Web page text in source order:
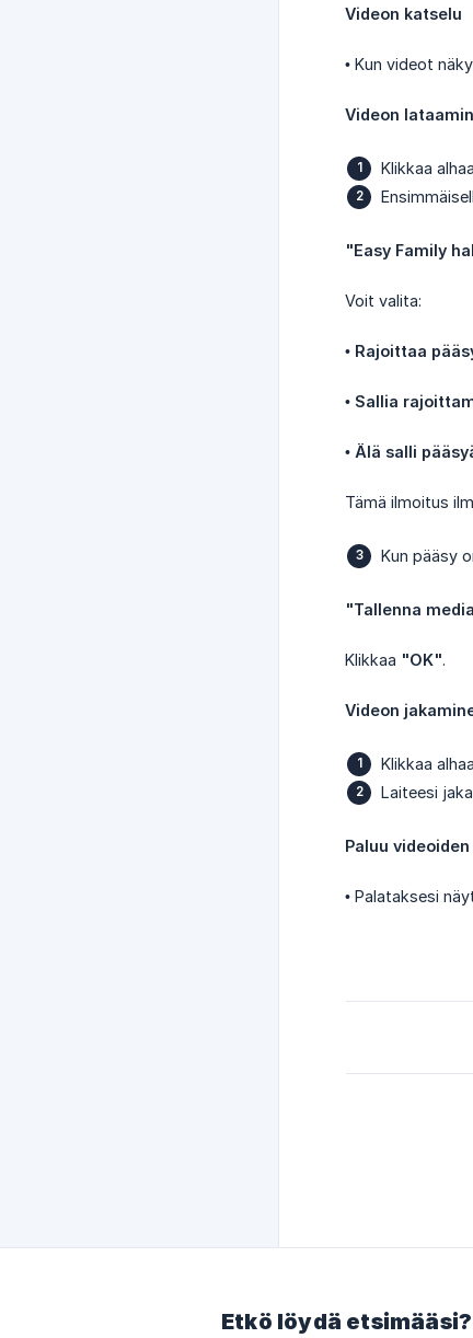
Videon katselu
• Kun videot
Videon
Klikkaa
"Easy Family
Voit valita:
• Rajoittaa
• Sallia
• Älä salli
Tämä ilmoitus
Kun pääsy
"Tallenna
Klikkaa "OK".
Videon
Klikkaa
Laiteesi
Paluu
• Palataksesi
Etkö löydä etsimääsi?